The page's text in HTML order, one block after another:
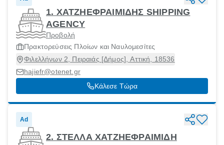
1. ΧΑΤΖΗΕΦΡΑΙΜΙΔΗΣ SHIPPING
AGENCY
Προβολή
Πρακτορεύσεις Πλοίων και Ναυλομεσίτες
Φιλελλήνων 2, Πειραιάς [Δήμος], Αττική, 18536
hajiefr@otenet.gr
Κάλεσε Τώρα
Ad
2. ΣΤΕΛΛΑ ΧΑΤΖΗΕΦΡΑΙΜΙΔΗ